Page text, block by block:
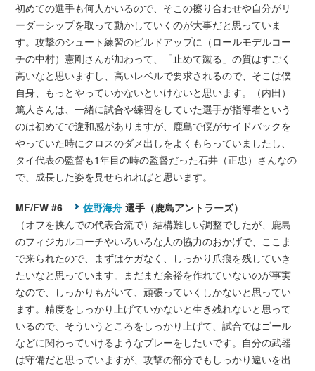
初めての選手も何人かいるので、そこの擦り合わせや自分がリ
ーダーシップを取って動かしていくのが大事だと思っていま
す。攻撃のシュート練習のビルドアップに（ロールモデルコー
チの中村）憲剛さんが加わって、「止めて蹴る」の質はすごく
高いなと思いますし、高いレベルで要求されるので、そこは僕
自身、もっとやっていかないといけないと思います。（内田）
篤人さんは、一緒に試合や練習をしていた選手が指導者という
のは初めてで違和感がありますが、鹿島で僕がサイドバックを
やっていた時にクロスのダメ出しをよくもらっていましたし、
タイ代表の監督も1年目の時の監督だった石井（正忠）さんなの
で、成長した姿を見せられればと思います。
MF/FW #6 佐野海舟 選手（鹿島アントラーズ）
（オフを挟んでの代表合流で）結構難しい調整でしたが、鹿島
のフィジカルコーチやいろいろな人の協力のおかげで、ここま
で来られたので、まずはケガなく、しっかり爪痕を残していき
たいなと思っています。まだまだ余裕を作れていないのが事実
なので、しっかりもがいて、頑張っていくしかないと思ってい
ます。精度をしっかり上げていかないと生き残れないと思って
いるので、そういうところをしっかり上げて、試合ではゴール
などに関わっていけるようなプレーをしたいです。自分の武器
は守備だと思っていますが、攻撃の部分でもしっかり違いを出